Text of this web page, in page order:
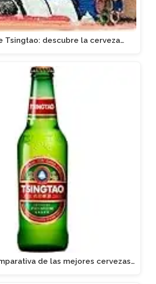
Tsingtao: descubre la cerveza…
de las mejores cervezas…